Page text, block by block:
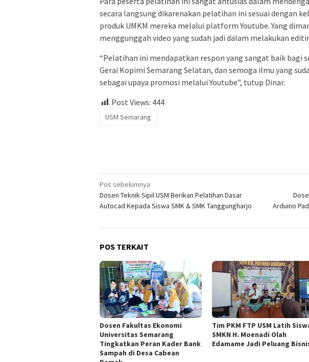
secara langsung dikarenakan pelatihan ini sesuai dengan
produk UMKM mereka melalui platform Youtube. Yang
menggunggah video yang sudah jadi dalam melakukan
“Pelatihan ini mendapatkan respon yang sangat baik bagi
Gerai Kopimi Semarang Selatan, dan semoga ilmu yang
sebagai upaya promosi melalui Youtube”, tutup Dinar.
Post Views: 444
USM Semarang
Navigasi
pos
Pos sebelumnya
Dosen Teknik Sipil USM Berikan Pelatihan Dasar
Autocad Kepada Siswa SMK & SMK Tanggungharjo
Arduino
POS TERKAIT
Dosen Fakultas Ekonomi
Universitas Semarang
Tingkatkan Peran Kader Bank
Sampah di Desa Cabean
Tim PKM FTP USM Latih
SMKN H. Moenadi Olah
Edamame Jadi Peluang